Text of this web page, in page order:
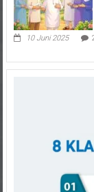
10 Juni 2025 2